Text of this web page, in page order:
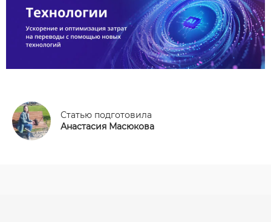
Статью подготовила
Анастасия Масюкова